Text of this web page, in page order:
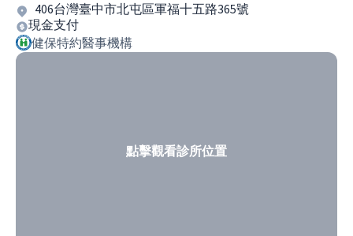
406台灣臺中市北屯區軍福十五路365號
現金支付
健保特約醫事機構
點擊觀看診所位置